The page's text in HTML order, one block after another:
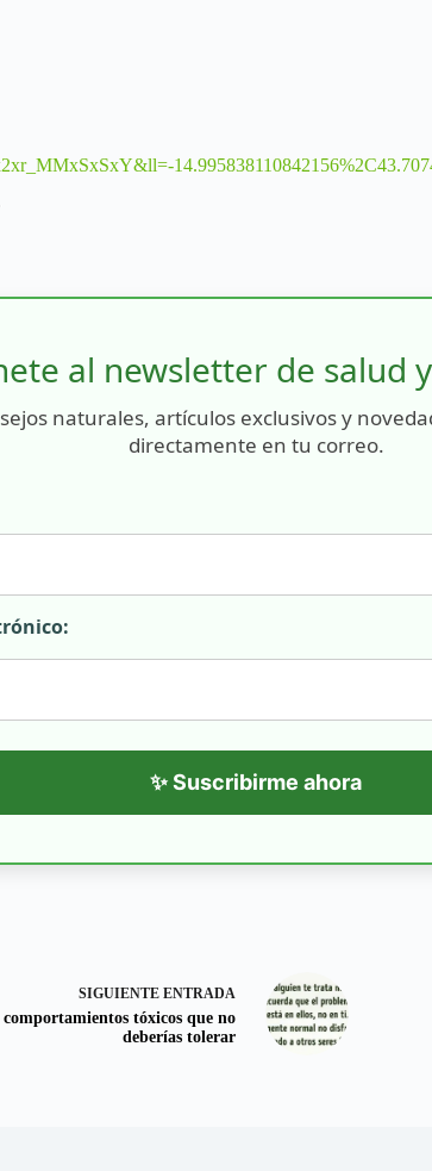
al newsletter de salud
naturales, artículos exclusivos y
directamente en tu correo.
✨ Suscribirme ahora
SIGUIENTE ENTRADA
comportamientos tóxicos que no
deberías tolerar